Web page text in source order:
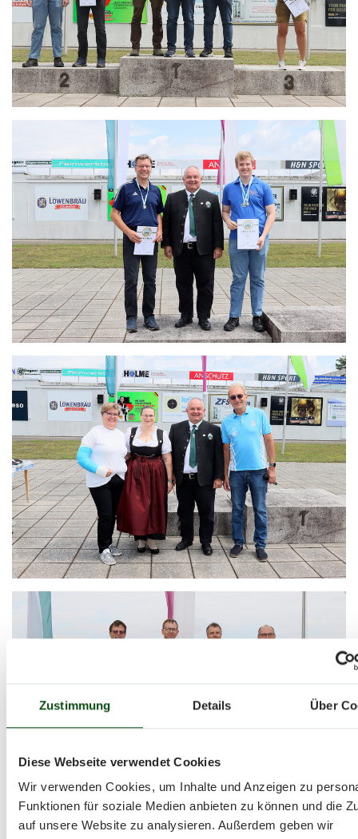
Zustimmung Details Über
Diese Webseite verwendet Cookies
Wir verwenden Cookies, um Inhalte und Anzeigen zu
Funktionen für soziale Medien anbieten zu können und die
auf unsere Website zu analysieren. Außerdem geben wir